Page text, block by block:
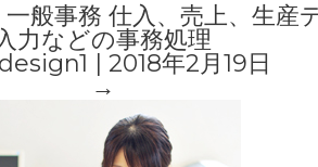
一般事務 仕入、売上、生産
力などの事務処理
2018年2月19日
→